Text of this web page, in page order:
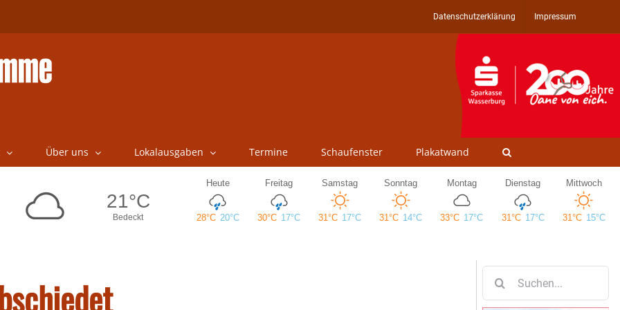
Datenschutzerklärung Impressum
Über uns Lokalausgaben Termine Schaufenster Plakatwand
nach: